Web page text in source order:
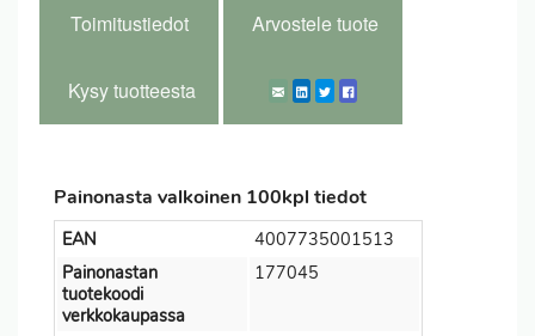
Toimitustiedot Arvostele tuote
Kysy tuotteesta
Painonasta valkoinen 100kpl tiedot
EAN
4007735001513
Painonastan
tuotekoodi
verkkokaupassa
177045